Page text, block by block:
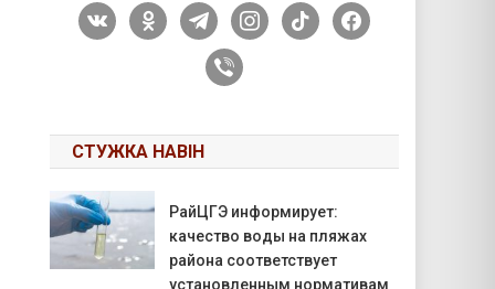
vkontakteodnoklassniki
telegraminstagram
tiktok facebook
viber
СТУЖКА НАВІН
РайЦГЭ информирует:
качество воды на пляжах
района соответствует
установленным нормативам